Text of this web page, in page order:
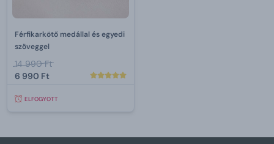
Férfikarkötő medállal és egyedi
szöveggel
14 990 Ft
6 990 Ft
ELFOGYOTT